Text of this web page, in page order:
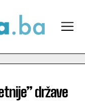
države